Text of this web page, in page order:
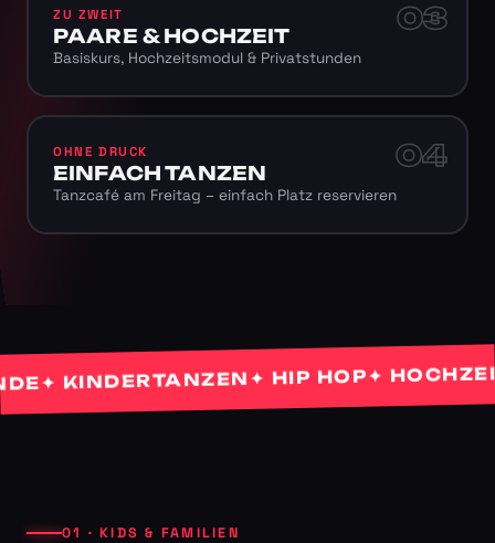
03
ZU ZWEIT
PAARE & HOCHZEIT
Basiskurs, Hochzeitsmodul & Privatstunden
04
OHNE DRUCK
EINFACH TANZEN
Tanzcafé am Freitag – einfach Platz reservieren
KINDERTANZEN✦ HIP HOP✦
01 · KIDS & FAMILIEN